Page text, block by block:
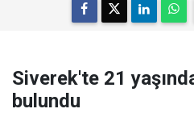
Siverek'te 21
bulundu